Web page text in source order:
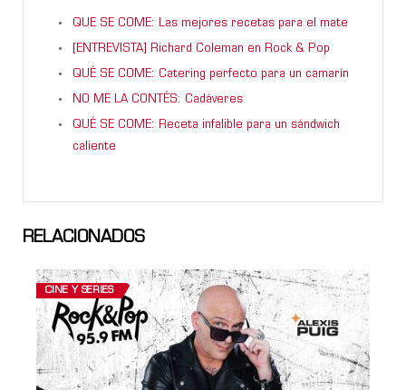
QUE SE COME: Las mejores recetas para el mate
[ENTREVISTA] Richard Coleman en Rock & Pop
QUÉ SE COME: Catering perfecto para un camarín
NO ME LA CONTÉS: Cadáveres
QUÉ SE COME: Receta infalible para un sándwich
caliente
RELACIONADOS
CINE Y SERIES